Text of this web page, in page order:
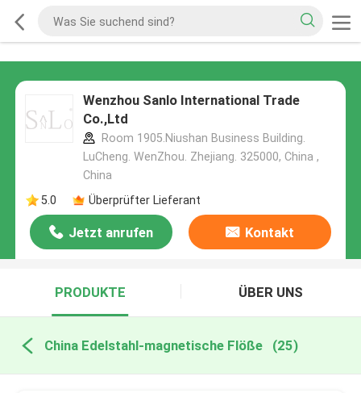
Wenzhou Sanlo International Trade
Co.,Ltd
Room 1905.Niushan Business Building.
LuCheng. WenZhou. Zhejiang. 325000, China ,
China
5.0
Überprüfter Lieferant
Jetzt anrufen Kontakt
PRODUKTE ÜBER UNS
China Edelstahl-magnetische Flöße (25)